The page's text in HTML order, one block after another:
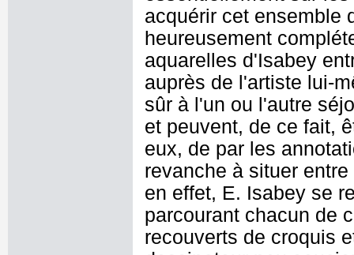
acquérir cet ensemble
heureusement
aquarelles d'Isabey
auprès de l'artiste lui-
sûr à l'un ou l'autre
et peuvent, de ce fait,
eux, de par les
revanche à situer
en effet, E. Isabey se
parcourant chacun de
recouverts de croquis